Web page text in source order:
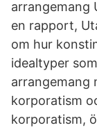
arrangemang
en rapport,
om hur
idealtyper
arrangemang
korporatism
korporatism,